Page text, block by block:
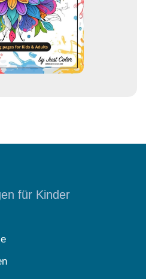
für Kinder